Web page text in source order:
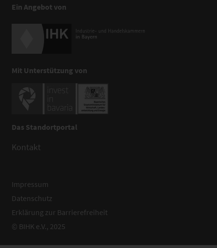
Ein Angebot von
Mit Unterstützung von
Das Standortportal
Kontakt
Impressum
Datenschutz
Erklärung zur Barrierefreiheit
© BIHK e.V., 2025